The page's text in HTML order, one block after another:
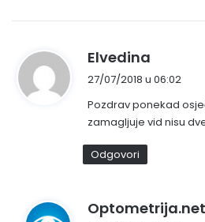
Elvedina
a
i
s
27/07/2018 u 06:02
Pozdrav ponekad
zamagljuje vid nisu
Odgovori
Optometrija.net